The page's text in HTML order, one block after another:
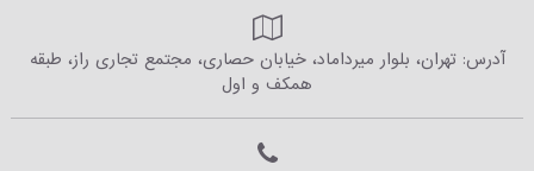
آدرس: تهران، بلوار میرداماد، خیابان حصاری، مجتمع تجاری راز، طبقه
همکف و اول